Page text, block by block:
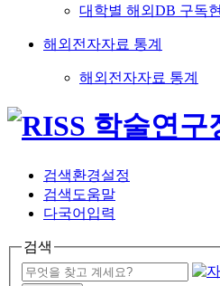
대학별 해외DB 구독
해외전자자료 통계
해외전자자료 통계
검색환경설정
검색도움말
다국어입력
검색